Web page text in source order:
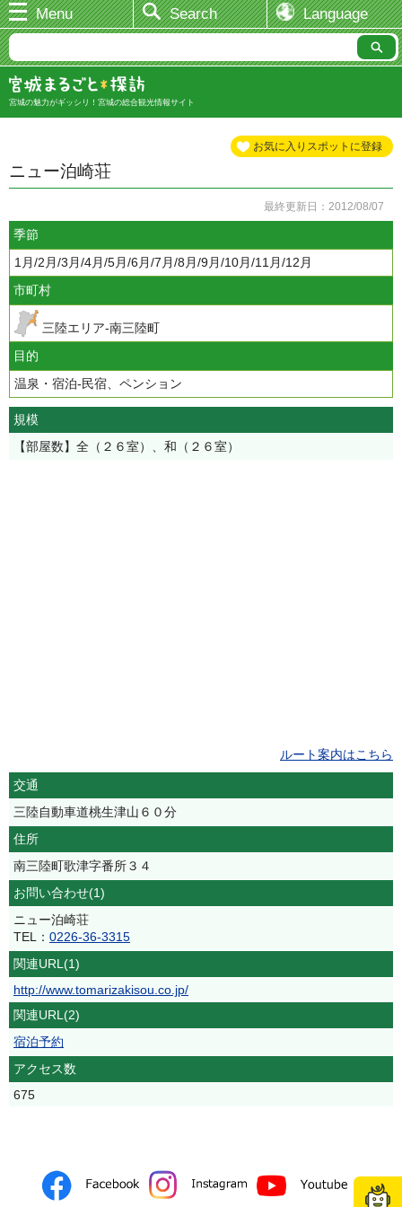
Menu Search Language
宮城の魅力がギッシリ！宮城の総合観光情報サイト
お気に入りスポットに登録
ニュー泊崎荘
最終更新日：2012/08/07
季節
1月/2月/3月/4月/5月/6月/7月/8月/9月/10月/11月/12月
市町村
三陸エリア-南三陸町
目的
温泉・宿泊-民宿、ペンション
規模
【部屋数】全（２６室）、和（２６室）
ルート案内はこちら
交通
三陸自動車道桃生津山６０分
住所
南三陸町歌津字番所３４
お問い合わせ(1)
ニュー泊崎荘
TEL： 0226-36-3315
関連URL(1)
http://www.tomarizakisou.co.jp/
関連URL(2)
宿泊予約
アクセス数
675